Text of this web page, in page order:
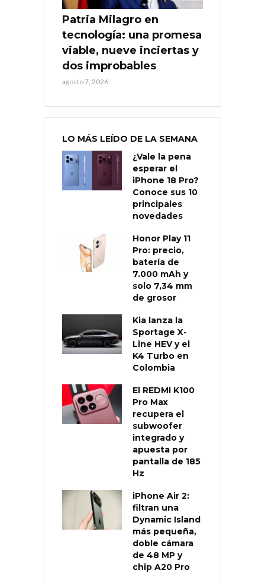
Patria Milagro en
tecnología: una promesa
viable, nueve inciertas y
dos improbables
agosto 7, 2026
LO MÁS LEÍDO DE LA SEMANA
¿Vale la pena
esperar el
iPhone 18 Pro?
Conoce sus 10
principales
novedades
Honor Play 11
Pro: precio,
batería de
7.000 mAh y
solo 7,34 mm
de grosor
Kia lanza la
Sportage X-
Line HEV y el
K4 Turbo en
Colombia
El REDMI K100
Pro Max
recupera el
subwoofer
integrado y
apuesta por
pantalla de 185
Hz
iPhone Air 2:
filtran una
Dynamic Island
más pequeña,
doble cámara
de 48 MP y
chip A20 Pro